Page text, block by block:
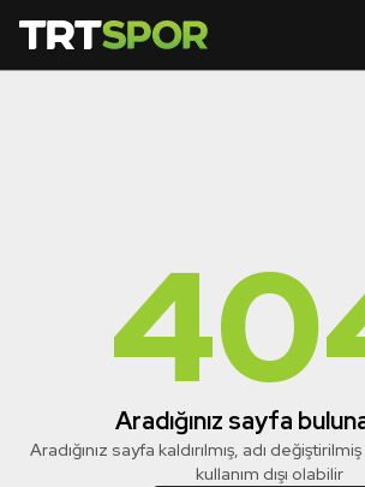
Aradığınız sayfa
Aradığınız sayfa kaldırılmış, adı
kullanım dışı olabilir